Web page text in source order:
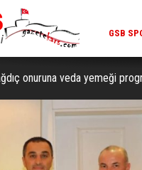
BIR ARAYA GETIRDI
GSB
onuruna veda yemeği